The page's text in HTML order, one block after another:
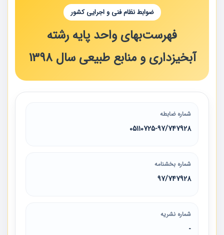
ضوابط نظام فنی و اجرایی کشور
فهرست‌بهای واحد پایه رشته
آبخیزداری و منابع طبیعی سال 1398
شماره ضابطه
05110725-97/747928
شماره بخشنامه
97/747928
شماره نشریه
-